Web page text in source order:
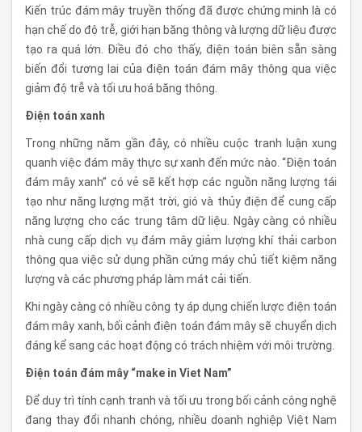
Kiến trúc đám mây truyền thống đã được chứng minh là có
hạn chế do độ trễ, giới hạn băng thông và lượng dữ liệu được
tạo ra quá lớn. Điều đó cho thấy, điện toán biên sẵn sàng
biến đổi tương lai của điện toán đám mây thông qua việc
giảm độ trễ và tối ưu hoá băng thông.
Điện toán xanh
Trong những năm gần đây, có nhiều cuộc tranh luận xung
quanh việc đám mây thực sự xanh đến mức nào. “Điện toán
đám mây xanh” có vẻ sẽ kết hợp các nguồn năng lượng tái
tạo như năng lượng mặt trời, gió và thủy điện để cung cấp
năng lượng cho các trung tâm dữ liệu. Ngày càng có nhiều
nhà cung cấp dịch vụ đám mây giảm lượng khí thải carbon
thông qua việc sử dụng phần cứng máy chủ tiết kiệm năng
lượng và các phương pháp làm mát cải tiến.
Khi ngày càng có nhiều công ty áp dụng chiến lược điện toán
đám mây xanh, bối cảnh điện toán đám mây sẽ chuyển dịch
đáng kể sang các hoạt động có trách nhiệm với môi trường.
Điện toán đám mây “make in Viet Nam”
Để duy trì tính cạnh tranh và tối ưu trong bối cảnh công nghệ
đang thay đổi nhanh chóng, nhiều doanh nghiệp Việt Nam